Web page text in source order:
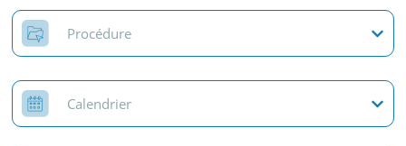
Procédure
Calendrier